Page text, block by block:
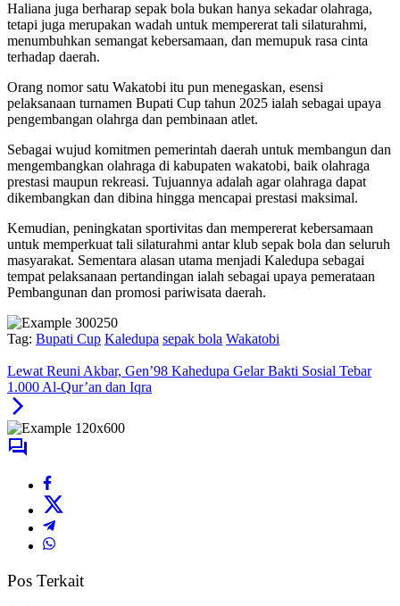
Haliana juga berharap sepak bola bukan hanya sekadar olahraga,
tetapi juga merupakan wadah untuk mempererat tali silaturahmi,
menumbuhkan semangat kebersamaan, dan memupuk rasa cinta
terhadap daerah.
Orang nomor satu Wakatobi itu pun menegaskan, esensi
pelaksanaan turnamen Bupati Cup tahun 2025 ialah sebagai upaya
pengembangan olahrga dan pembinaan atlet.
Sebagai wujud komitmen pemerintah daerah untuk membangun dan
mengembangkan olahraga di kabupaten wakatobi, baik olahraga
prestasi maupun rekreasi. Tujuannya adalah agar olahraga dapat
dikembangkan dan dibina hingga mencapai prestasi maksimal.
Kemudian, peningkatan sportivitas dan mempererat kebersamaan
untuk memperkuat tali silaturahmi antar klub sepak bola dan seluruh
masyarakat. Sementara alasan utama menjadi Kaledupa sebagai
tempat pelaksanaan pertandingan ialah sebagai upaya pemerataan
Pembangunan dan promosi pariwisata daerah.
Tag: Bupati Cup Kaledupa sepak bola Wakatobi
Lewat Reuni Akbar, Gen’98 Kahedupa Gelar Bakti Sosial Tebar
1.000 Al-Qur’an dan Iqra
Pos Terkait